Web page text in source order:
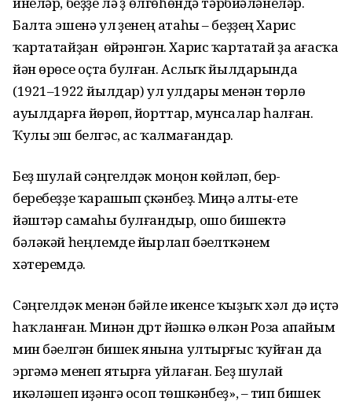
Балта эшенә ул үҙенең атаһы – беҙҙең Харис
ҡартатайҙан өйрәнгән. Харис ҡартатай ҙа ағасҡа
йән өрөүсе оҫта булған. Аслыҡ йылдарында
(1921–1922 йылдар) ул улдары менән төрлө
ауылдарға йөрөп, йорттар, мунсалар һалған.
Ҡулы эш белгәс, ас ҡалмағандар.
Беҙ шулай сәңгелдәк моңон көйләп, бер-
беребеҙҙе ҡарашып үҫкәнбеҙ. Миңә алты-ете
йәштәр самаһы булғандыр, ошо бишектә
бәләкәй һеңлемде йырлап бәүелткәнем
хәтеремдә.
Сәңгелдәк менән бәйле икенсе ҡыҙыҡ хәл дә иҫтә
һаҡланған. Минән дүрт йәшкә өлкән Роза апайым
мин бәүелгән бишек янына ултырғыс ҡуйған да
эргәмә менеп ятырға уйлаған. Беҙ шулай
икәүләшеп иҙәнгә осоп төшкәнбеҙ», – тип бишек